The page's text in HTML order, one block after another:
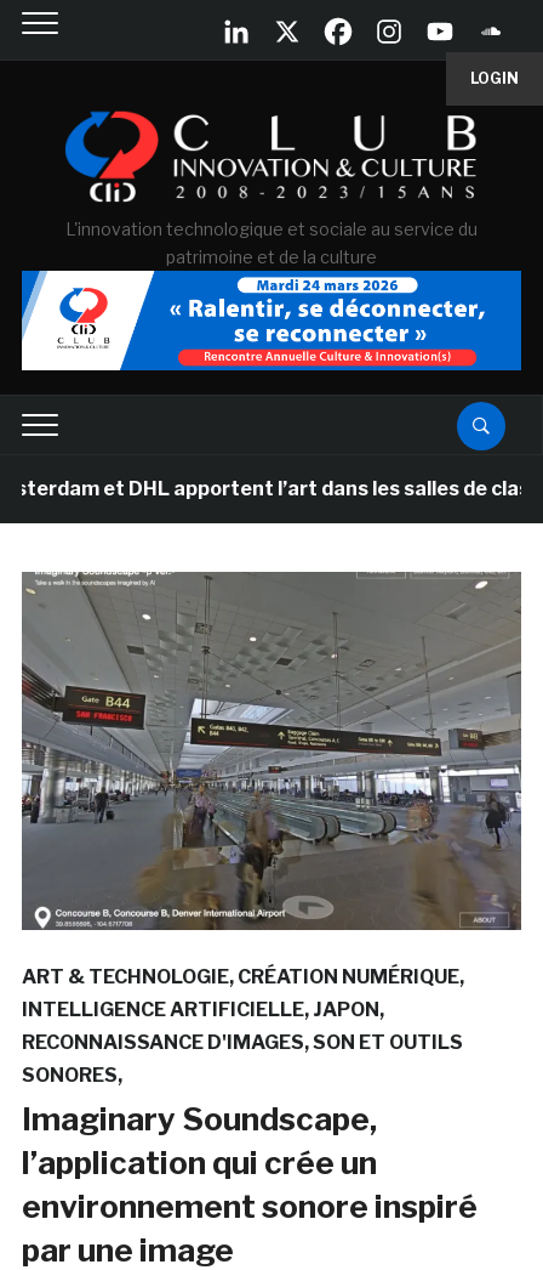
LOGIN
L'innovation technologique et sociale au service du
patrimoine et de la culture
et DHL apportent l’art dans les salles de classe
ART & TECHNOLOGIE CRÉATION NUMÉRIQUE
INTELLIGENCE ARTIFICIELLE JAPON
RECONNAISSANCE D'IMAGES SON ET OUTILS
SONORES
Imaginary Soundscape,
l’application qui crée un
environnement sonore inspiré
par une image